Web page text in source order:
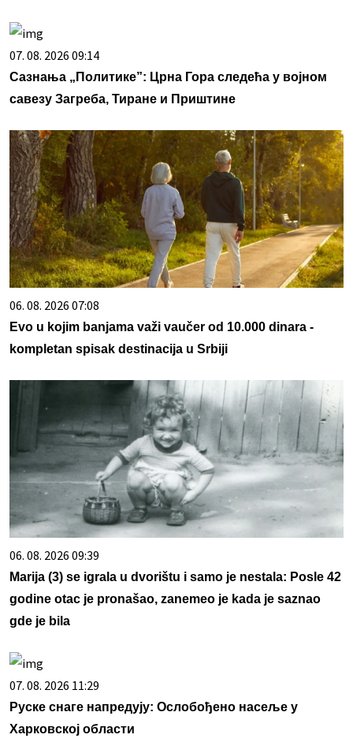
07. 08. 2026 09:14
Сазнања „Политике”: Црна Гора следећа у војном
савезу Загреба, Тиране и Приштине
06. 08. 2026 07:08
Evo u kojim banjama važi vaučer od 10.000 dinara -
kompletan spisak destinacija u Srbiji
06. 08. 2026 09:39
Marija (3) se igrala u dvorištu i samo je nestala: Posle 42
godine otac je pronašao, zanemeo je kada je saznao
gde je bila
07. 08. 2026 11:29
Руске снаге напредују: Ослобођено насеље у
Харковској области